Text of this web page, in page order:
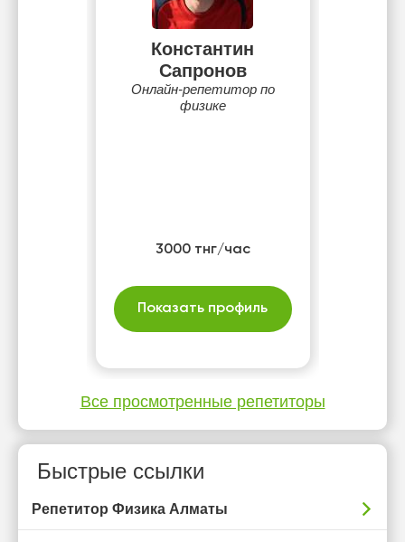
Константин
Сапронов
Онлайн-репетитор по
физике
3000 тнг/час
Показать профиль
Все просмотренные репетиторы
Быстрые ссылки
Репетитор Физика Алматы